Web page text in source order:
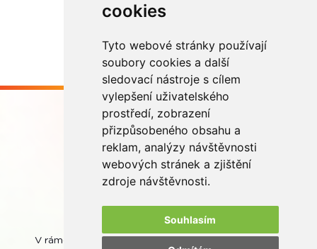
cookies
Tyto webové stránky používají
soubory cookies a další
sledovací nástroje s cílem
vylepšení uživatelského
prostředí, zobrazení
přizpůsobeného obsahu a
reklam, analýzy návštěvnosti
webových stránek a zjištění
zdroje návštěvnosti.
Souhlasím
Buďme ve spojení
V rámci zpětného odběru odpadních přenosných baterií